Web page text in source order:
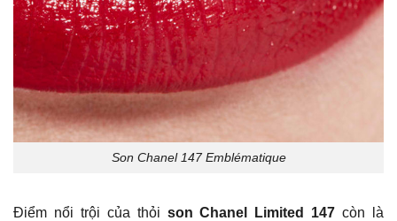
Son Chanel 147 Emblématique
Điểm nổi trội của thỏi son Chanel Limited 147còn là